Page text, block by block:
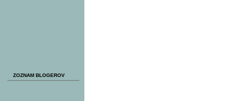
ZOZNAM BLOGEROV